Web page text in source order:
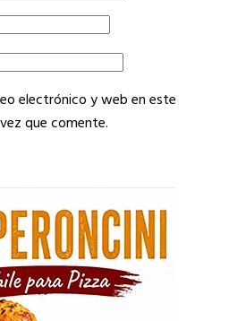
electrónico y web en este
que comente.